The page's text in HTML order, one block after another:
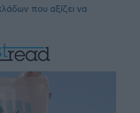
που αξίζει να